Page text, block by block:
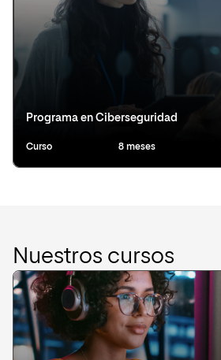
Programa en Ciberseguridad
Curso 8 meses
Nuestros cursos